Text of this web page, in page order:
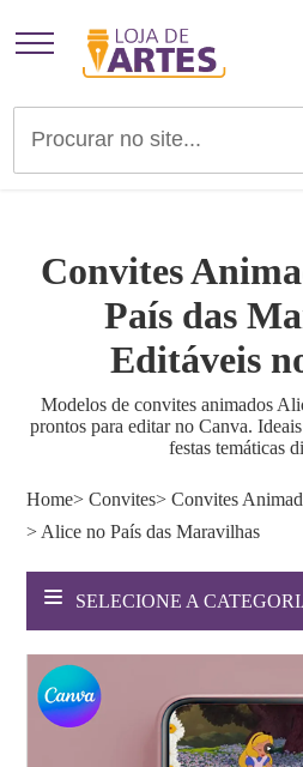
Artigos para Festas
Convites
Identidades Visuais
Materiais de Divulgação
Templates Editáveis Canva
Websites
Convites
País das
Editáveis
Modelos de convites animados
prontos para editar no Canva.
festas temáticas
Home> Convites> Convites
> Alice no País das Maravilhas
SELECIONE A